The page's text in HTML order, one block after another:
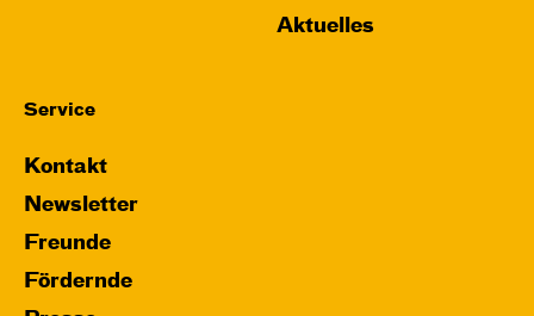
Aktuelles
Service
Kontakt
Newsletter
Freunde
Fördernde